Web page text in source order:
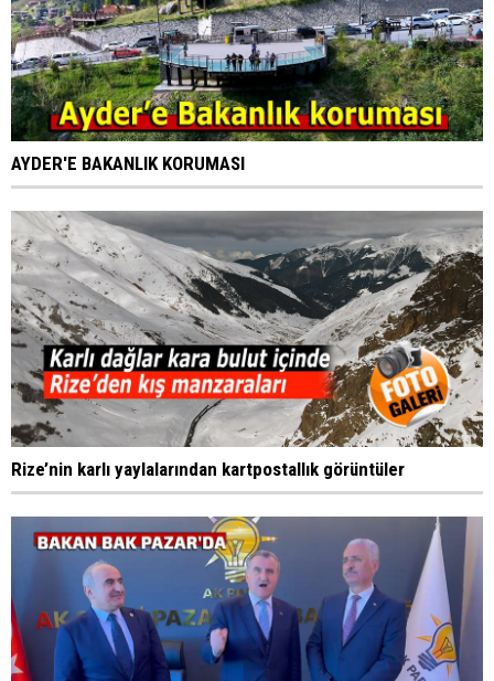
AYDER'E BAKANLIK KORUMASI
Rize’nin karlı yaylalarından kartpostallık görüntüler